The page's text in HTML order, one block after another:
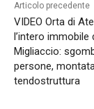
Articolo precedente
VIDEO Orta di
l’intero immobile
Migliaccio:
persone,
tendostruttura